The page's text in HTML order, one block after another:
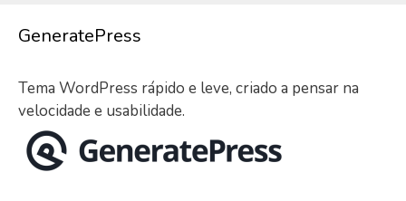
GeneratePress
Tema WordPress rápido e leve, criado a pensar na
velocidade e usabilidade.